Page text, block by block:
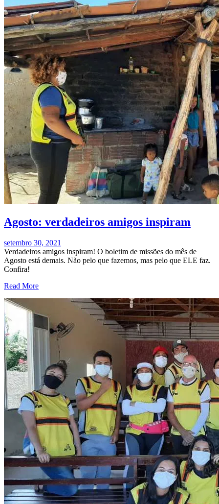
Agosto: verdadeiros amigos inspiram
setembro 30, 2021
Verdadeiros amigos inspiram! O boletim de missões do mês de
Agosto está demais. Não pelo que fazemos, mas pelo que ELE faz.
Confira!
Read More